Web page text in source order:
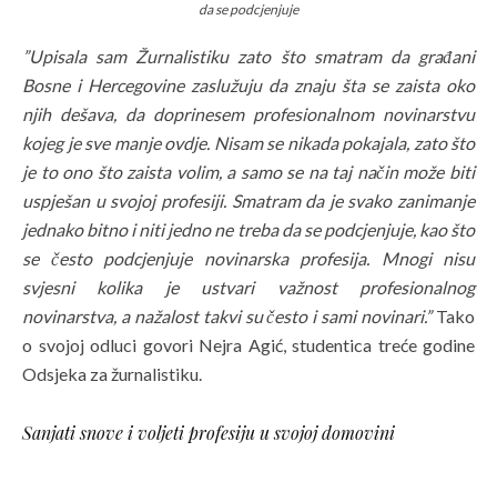
da se podcjenjuje
”Upisala sam Žurnalistiku zato što smatram da građani
Bosne i Hercegovine zaslužuju da znaju šta se zaista oko
njih dešava, da doprinesem profesionalnom novinarstvu
kojeg je sve manje ovdje. Nisam se nikada pokajala, zato što
je to ono što zaista volim, a samo se na taj način može biti
uspješan u svojoj profesiji. Smatram da je svako zanimanje
jednako bitno i niti jedno ne treba da se podcjenjuje, kao što
se često podcjenjuje novinarska profesija. Mnogi nisu
svjesni kolika je ustvari važnost profesionalnog
novinarstva, a nažalost takvi su često i sami novinari.”Tako
o svojoj odluci govori Nejra Agić, studentica treće godine
Odsjeka za žurnalistiku.
Sanjati snove i voljeti profesiju u svojoj domovini